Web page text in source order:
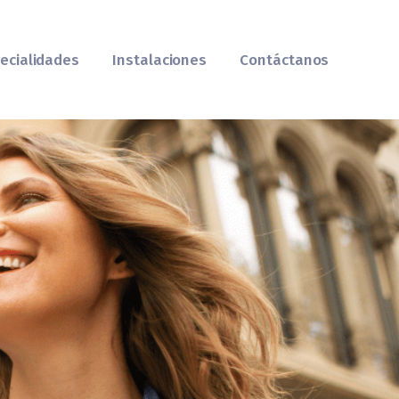
Instalaciones Contáctanos
a miles de familias.